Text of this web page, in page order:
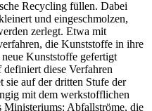
Recycling füllen. Dabei
und eingeschmolzen,
zerlegt. Etwa mit
die Kunststoffe in ihre
Kunststoffe gefertigt
diese Verfahren
sie auf der dritten Stufe der
mit dem werkstofflichen
Abfallströme, die